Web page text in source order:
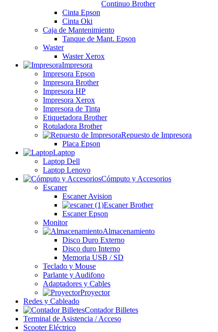
Continuo Brother
Cinta Epson
Cinta Oki
Caja de Mantenimiento
Tanque de Mant. Epson
Waster
Waster Xerox
Impresora
Impresora Epson
Impresora Brother
Impresora HP
Impresora Xerox
Impresora de Tinta
Etiquetadora Brother
Rotuladora Brother
Repuesto de Impresora
Placa Epson
Laptop
Laptop Dell
Laptop Lenovo
Cómputo y Accesorios
Escaner
Escaner Avision
Escaner Brother
Escaner Epson
Monitor
Almacenamiento
Disco Duro Externo
Disco duro Interno
Memoria USB / SD
Teclado y Mouse
Parlante y Audifono
Adaptadores y Cables
Proyector
Redes y Cableado
Contador Billetes
Terminal de Asistencia / Acceso
Scooter Eléctrico